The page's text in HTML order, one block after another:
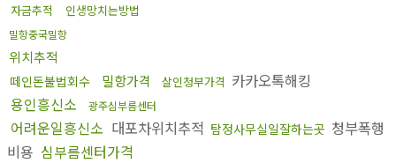
자금추적 인생망치는방법
밀항중국밀항
위치추적
떼인돈불법회수 밀항가격 살인청부가격 카카오톡해킹
용인흥신소
광주심부름센터
어려운일흥신소 대포차위치추적 탐정사무실일잘하는곳 청부폭행
비용 심부름센터가격